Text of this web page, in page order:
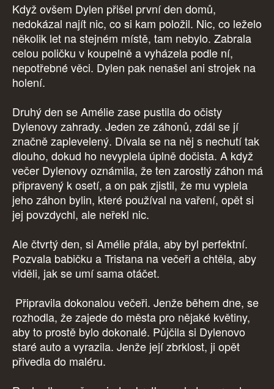
Když ovšem Dylen přišel první den domů,
nedokázal najít nic, co si kam položil. Nic, co leželo
několik let na stejném místě, tam nebylo. Zabrala
celou poličku v koupelně a vyházela podle ní,
nepotřebné věci. Dylen pak nenašel ani strojek na
holení.
Druhý den se Amélie zase pustila do očisty
Dylenovy zahrady. Jeden ze záhonů, zdál se jí
značně zaplevelený. Dívala se na něj s nechutí tak
dlouho, dokud ho nevyplela úplně dočista. A když
večer Dylenovy oznámila, že ten zarostlý záhon má
připravený k osetí, a on pak zjistil, že mu vyplela
jeho záhon bylin, které používal na vaření, opět si
jej povzdychl, ale neřekl nic.
Ale čtvrtý den, si Amélie přála, aby byl perfektní.
Pozvala babičku a Tristana na večeři a chtěla, aby
viděli, jak se umí sama otáčet.
Připravila dokonalou večeři. Jenže během dne, se
rozhodla, že zajede do města pro nějaké květiny,
aby to prostě bylo dokonalé. Půjčila si Dylenovo
staré auto a vyrazila. Jenže její zbrklost, ji opět
přivedla do maléru.